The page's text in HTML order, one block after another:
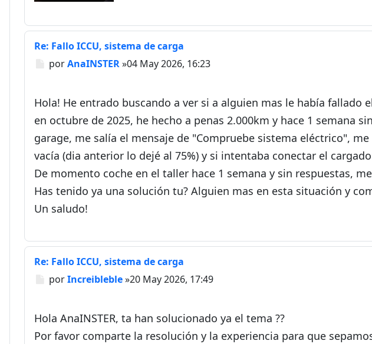
Re: Fallo ICCU, sistema de carga
Mensaje
porAnaINSTER»04 May 2026, 16:23
Hola! He entrado buscando a ver si a alguien mas le había fallado
en octubre de 2025, he hecho a penas 2.000km y hace 1 semana
garage, me salía el mensaje de "Compruebe sistema eléctrico",
vacía (dia anterior lo dejé al 75%) y si intentaba conectar el
De momento coche en el taller hace 1 semana y sin respuestas,
Has tenido ya una solución tu? Alguien mas en esta situación y
Un saludo!
Re: Fallo ICCU, sistema de carga
Mensaje
porIncreibleble»20 May 2026, 17:49
Hola AnaINSTER, ta han solucionado ya el tema ??
Por favor comparte la resolución y la experiencia para que